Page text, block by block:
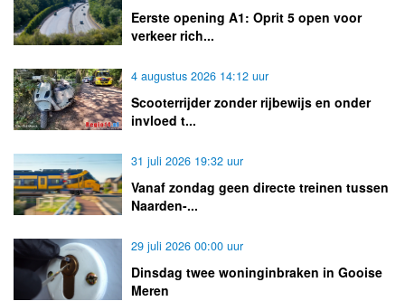
Eerste opening A1: Oprit 5 open voor
verkeer rich...
4 augustus 2026 14:12 uur
Scooterrijder zonder rijbewijs en onder
invloed t...
31 juli 2026 19:32 uur
Vanaf zondag geen directe treinen tussen
Naarden-...
29 juli 2026 00:00 uur
Dinsdag twee woninginbraken in Gooise
Meren